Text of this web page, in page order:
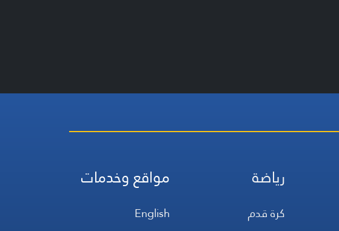
رياضة
كرة قدم
مواقع وخدمات
English